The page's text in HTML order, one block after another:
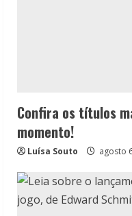
Confira os títulos
momento!
Luísa Souto agosto